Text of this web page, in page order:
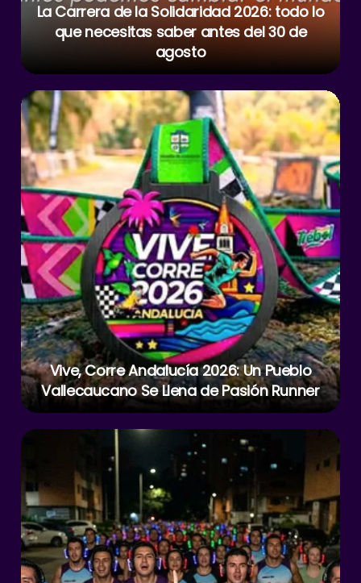
La Carrera de la Solidaridad 2026: todo lo
que necesitas saber antes del 30 de
agosto
Vive, Corre Andalucía 2026: Un Pueblo
Vallecaucano Se Llena de Pasión Runner